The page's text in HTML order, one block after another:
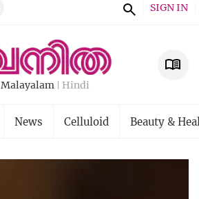
SIGN IN
Malayalam Hindi
News Celluloid Beauty &